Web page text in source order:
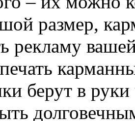
размер,
рекламу
берут в